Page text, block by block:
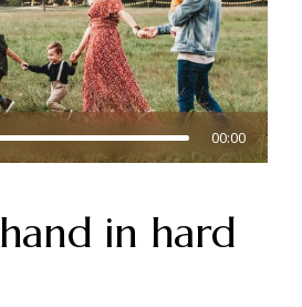
00:00
in hard